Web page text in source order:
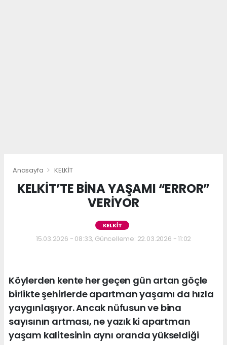
Anasayfa KELKİT
KELKİT’TE BİNA YAŞAMI “ERROR”
VERİYOR
KELKİT
15.03.2026 - 08:33, Güncelleme: 22.03.2026 - 11:02
Köylerden kente her geçen gün artan göçle
birlikte şehirlerde apartman yaşamı da hızla
yaygınlaşıyor. Ancak nüfusun ve bina
sayısının artması, ne yazık ki apartman
yaşam kalitesinin aynı oranda yükseldiği